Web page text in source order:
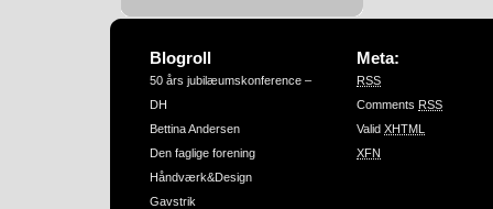
Blogroll
50 års jubilæumskonference –
DH
Bettina Andersen
Den faglige forening
Håndværk&Design
Gavstrik
Meta:
RSS
Comments RSS
Valid XHTML
XFN